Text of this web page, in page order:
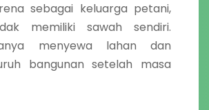
sebagai keluarga petani,
memiliki sawah sendiri.
menyewa lahan dan
bangunan setelah masa